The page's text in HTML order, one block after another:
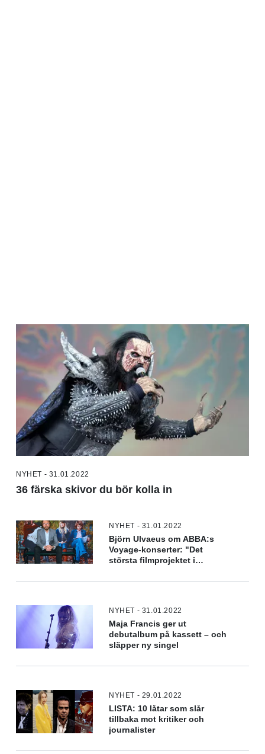
NYHET - 31.01.2022
36 färska skivor du bör kolla in
NYHET - 31.01.2022
Björn Ulvaeus om ABBA:s
Voyage-konserter: "Det
största filmprojektet i
NYHET - 31.01.2022
Maja Francis ger ut
debutalbum på kassett – och
släpper ny singel
NYHET - 29.01.2022
LISTA: 10 låtar som slår
tillbaka mot kritiker och
journalister